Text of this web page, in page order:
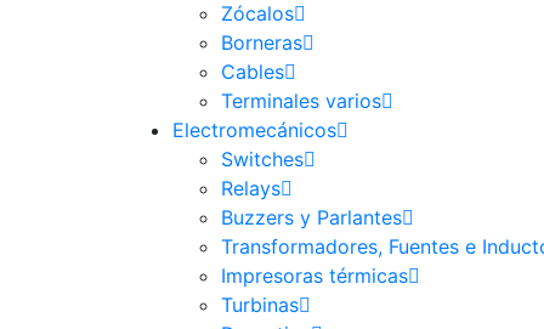
Zócalos
Borneras
Cables
Terminales varios
Electromecánicos
Switches
Relays
Buzzers y Parlantes
Transformadores, Fuentes e
Impresoras térmicas
Turbinas